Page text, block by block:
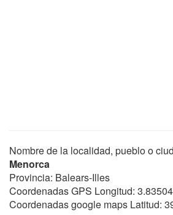
Nombre de la localidad, pueblo o
Menorca
Provincia: Balears-Illes
Coordenadas GPS Longitud:
Coordenadas google maps Latitud: